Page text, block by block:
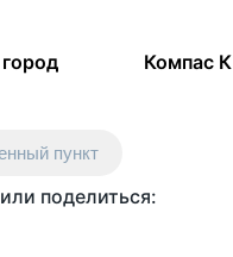
Компас
пункт
поделиться: